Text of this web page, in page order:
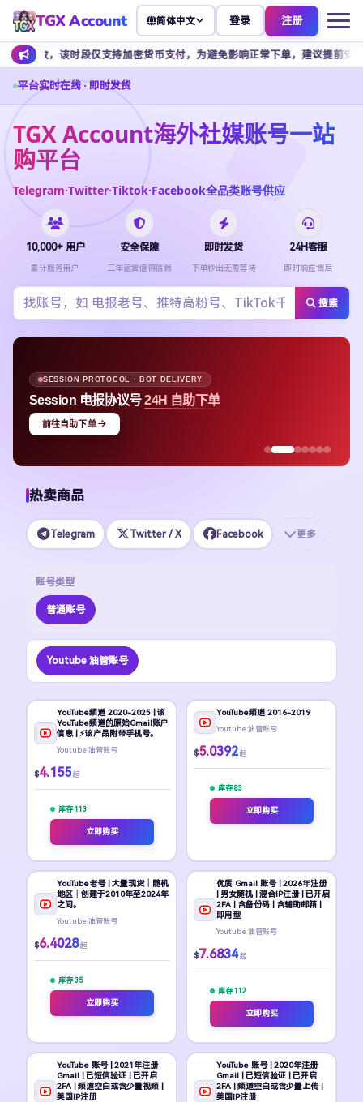
TGX Account 简体中文 登录 注册
段仅支持加密货币支付，为避免影响正常下单，建议提前安排余额充值。
平台实时在线 · 即时发货
TGX Account海外社媒账号一站
购平台
Telegram·Twitter·Tiktok·Facebook全品类账号供应
10,000+ 用户
累计服务用户
安全保障
三年运营值得信赖
即时发货
下单秒出无需等待
24H客服
即时响应售后
搜索
SESSION PROTOCOL · BOT DELIVERY
Session 电报协议号24H 自助下单
前往自助下单
热卖商品
Telegram Twitter / X Facebook 更多
账号类型
普通账号
Youtube 油管账号
YouTube频道 2020-2025 | 该
YouTube频道的原始Gmail账户
信息 | ⚡️该产品附带手机号。
Youtube 油管账号
$4.155 起
库存 113
立即购买
YouTube频道 2016-2019
Youtube 油管账号
$5.0392 起
库存 83
立即购买
YouTube老号 | 大量现货｜随机
地区｜创建于2010年至2024年
之间。
Youtube 油管账号
$6.4028 起
库存 35
立即购买
优质 Gmail 账号 | 2026年注册
| 男女随机 | 混合IP注册 | 已开启
2FA | 含备份码 | 含辅助邮箱 |
即用型
Youtube 油管账号
$7.6834 起
库存 112
立即购买
YouTube 账号 | 2021年注册
Gmail | 已短信验证 | 已开启
2FA | 频道空白或含少量视频 |
美国IP注册
YouTube 账号 | 2020年注册
Gmail | 已短信验证 | 已开启
2FA | 频道空白或含少量上传 |
美国IP注册